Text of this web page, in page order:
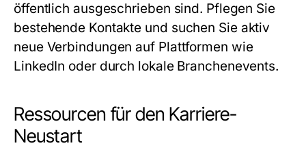
öffentlich ausgeschrieben sind. Pflegen Sie
bestehende Kontakte und suchen Sie aktiv
neue Verbindungen auf Plattformen wie
LinkedIn oder durch lokale Branchenevents.
Ressourcen für den Karriere-
Neustart